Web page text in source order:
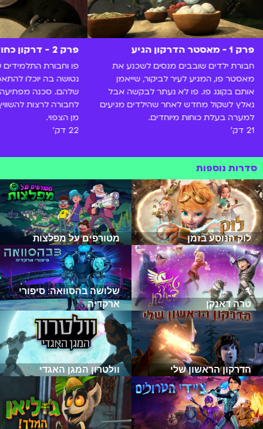
פרק 1 - מאסטר הדרקון הגיע
חבורת ילדים שובבים מנסים לשכנע את
מאסטר פו, המגיע לעיר לביקור, שייאמן
אותם בקונג פו. פו לא נעתר לבקשה אבל
נאלץ לשקול מחדש לאחר שהילדים מגיעים
למערה בעלת כוחות מיוחדים.
21 דק'
פרק 2 - דרקון כחול משחק באש
פו וחבורת
נטושה בה יוכלו
שלהם. סכנה
לחבורה לרצות
מן הצפוי.
22 דק'
סדרות נוספות
לוק הנוסע בזמן מטורפים על מפלצות
טרה דאנקן
שלושה בהסוואה: סיפורי
ארקדיה
הדרקון הראשון שלי וולטרון המגן האגדי